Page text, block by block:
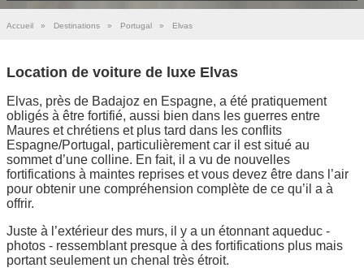
Accueil » Destinations » Portugal » Elvas
Location de voiture de luxe Elvas
Elvas, près de Badajoz en Espagne, a été pratiquement
obligés à être fortifié, aussi bien dans les guerres entre
Maures et chrétiens et plus tard dans les conflits
Espagne/Portugal, particulièrement car il est situé au
sommet d’une colline. En fait, il a vu de nouvelles
fortifications à maintes reprises et vous devez être dans l’air
pour obtenir une compréhension complète de ce qu’il a à
offrir.
Juste à l’extérieur des murs, il y a un étonnant aqueduc -
photos - ressemblant presque à des fortifications plus mais
portant seulement un chenal très étroit.